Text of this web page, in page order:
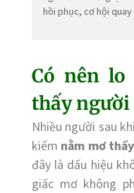
hồi phục, cơ hội
Có nên
thấy người
Nhiều người sau
kiếm nằm mơ
đây là dấu hiệu
giấc mơ không